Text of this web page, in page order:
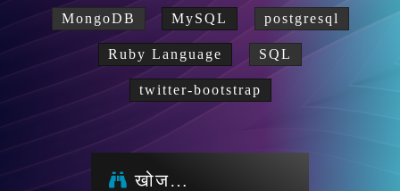
MongoDB MySQL postgresql
Ruby Language SQL
twitter-bootstrap
खोज…